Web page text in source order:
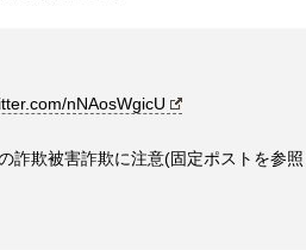
nNAosWgicU
詐欺被害詐欺に注意(固定ポストを参照